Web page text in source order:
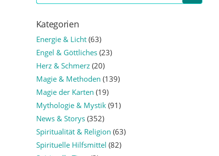
Kategorien
Energie & Licht(63)
Engel & Göttliches(23)
Herz & Schmerz(20)
Magie & Methoden (139)
Magie der Karten (19)
Mythologie & Mystik(91)
News & Storys(352)
Spiritualität & Religion (63)
Spirituelle Hilfsmittel (82)